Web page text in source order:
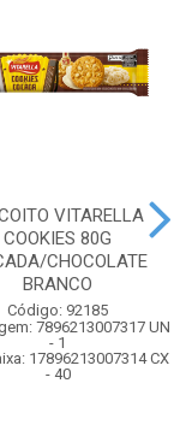
VITARELLA
COOKIES 80G
CHOCOLATE
BRANCO
Código: 92185
7896213007317 UN
- 1
17896213007314 CX
- 40